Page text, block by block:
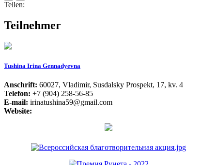
Teilen:
Teilnehmer
Tushina Irina Gennadyevna
Anschrift: 60027, Vladimir, Susdalsky Prospekt, 17, kv. 4
Telefon: +7 (904) 258-56-85
E-mail: irinatushina59@gmail.com
Website: